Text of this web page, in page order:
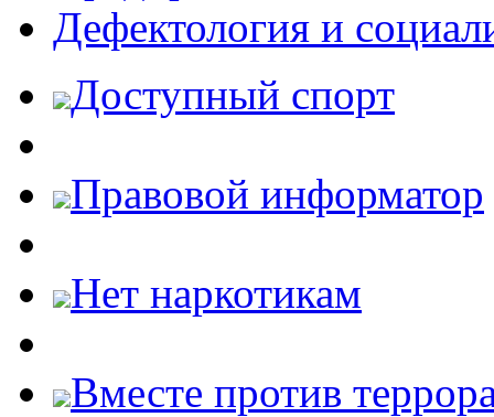
Дефектология и
Доступный спорт
Правовой информатор
Нет наркотикам
Вместе против